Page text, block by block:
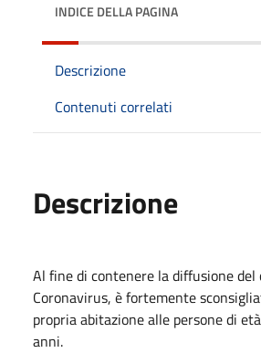
INDICE DELLA PAGINA
Descrizione
Contenuti correlati
Descrizione
Al fine di contenere la diffusione del
Coronavirus, è fortemente
propria abitazione alle persone di
anni.